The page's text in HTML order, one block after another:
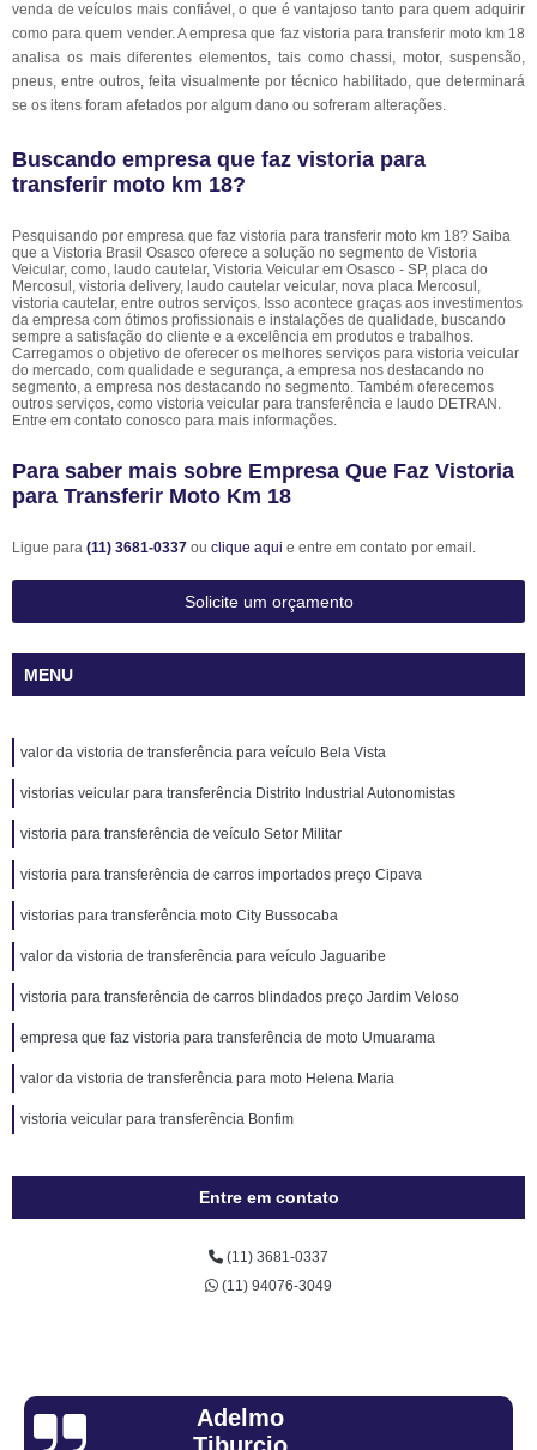
venda de veículos mais confiável, o que é vantajoso tanto para quem adquirir
como para quem vender. A empresa que faz vistoria para transferir moto km 18
analisa os mais diferentes elementos, tais como chassi, motor, suspensão,
pneus, entre outros, feita visualmente por técnico habilitado, que determinará
se os itens foram afetados por algum dano ou sofreram alterações.
Buscando empresa que faz vistoria para
transferir moto km 18?
Pesquisando por empresa que faz vistoria para transferir moto km 18? Saiba
que a Vistoria Brasil Osasco oferece a solução no segmento de Vistoria
Veicular, como, laudo cautelar, Vistoria Veicular em Osasco - SP, placa do
Mercosul, vistoria delivery, laudo cautelar veicular, nova placa Mercosul,
vistoria cautelar, entre outros serviços. Isso acontece graças aos investimentos
da empresa com ótimos profissionais e instalações de qualidade, buscando
sempre a satisfação do cliente e a excelência em produtos e trabalhos.
Carregamos o objetivo de oferecer os melhores serviços para vistoria veicular
do mercado, com qualidade e segurança, a empresa nos destacando no
segmento, a empresa nos destacando no segmento. Também oferecemos
outros serviços, como vistoria veicular para transferência e laudo DETRAN.
Entre em contato conosco para mais informações.
Para saber mais sobre Empresa Que Faz Vistoria
para Transferir Moto Km 18
Ligue para (11) 3681-0337 ou clique aqui e entre em contato por email.
Solicite um orçamento
MENU
valor da vistoria de transferência para veículo Bela Vista
vistorias veicular para transferência Distrito Industrial Autonomistas
vistoria para transferência de veículo Setor Militar
vistoria para transferência de carros importados preço Cipava
vistorias para transferência moto City Bussocaba
valor da vistoria de transferência para veículo Jaguaribe
vistoria para transferência de carros blindados preço Jardim Veloso
empresa que faz vistoria para transferência de moto Umuarama
valor da vistoria de transferência para moto Helena Maria
vistoria veicular para transferência Bonfim
Entre em contato
(11) 3681-0337
(11) 94076-3049
Sandra Fiuza